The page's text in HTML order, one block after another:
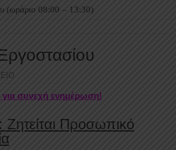
(ωράριο 08:00 – 13:30)
για συνεχή ενημέρωση!
Προσωπικό